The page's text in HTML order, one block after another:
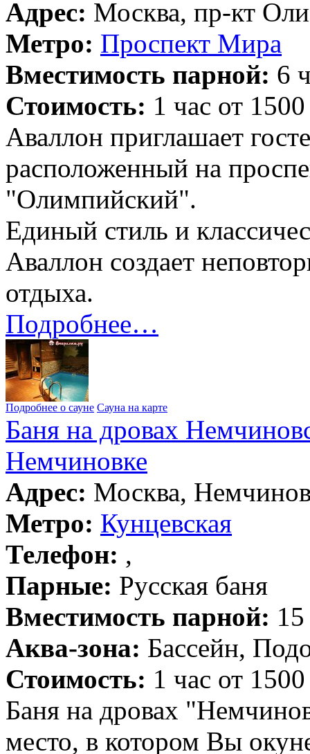
Адрес: Москва, пр-кт
Метро: Проспект Мира
Вместимость парной: 6
Стоимость: 1 час от
Аваллон приглашает
расположенный на
"Олимпийский".
Единый стиль и
Аваллон создает
отдыха.
Подробнее…
Подробнее о сауне Сауна на карте
Баня на дровах
Немчиновке
Адрес: Москва,
Метро: Кунцевская
Телефон: ,
Парные: Русская баня
Вместимость парной:
Аква-зона: Бассейн,
Стоимость: 1 час от
Баня на дровах
место, в котором Вы